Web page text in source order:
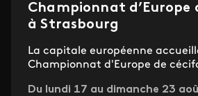
Championnat d’Europe
à Strasbourg
La capitale européenne
Championnat d'Europe de
Du lundi 17 au dimanche 23